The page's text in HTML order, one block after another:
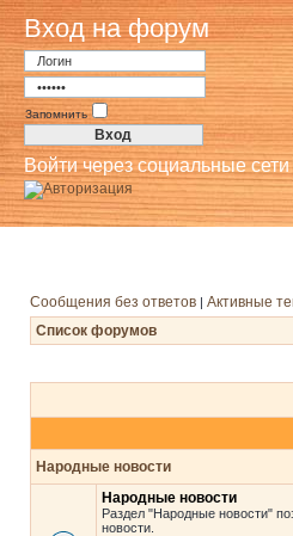
Вход на форум
Запомнить
Войти через социальные сети
Сообщения без ответов | Активные
Список форумов
Народные новости
Народные новости
Раздел "Народные новости"
новости.